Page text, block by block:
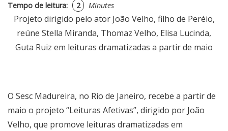
Tempo de leitura: 2 Minutes
Projeto dirigido pelo ator João Velho, filho de Peréio,
reúne Stella Miranda, Thomaz Velho, Elisa Lucinda,
Guta Ruiz em leituras dramatizadas a partir de maio
O Sesc Madureira, no Rio de Janeiro, recebe a partir de
maio o projeto “Leituras Afetivas”, dirigido por João
Velho, que promove leituras dramatizadas em